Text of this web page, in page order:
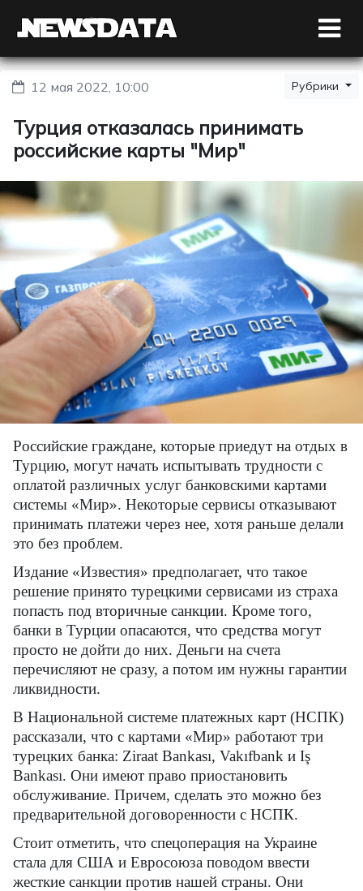
12 мая 2022, 10:00 Рубрики
Турция отказалась принимать
российские карты "Мир"
Российские граждане, которые приедут на отдых в
Турцию, могут начать испытывать трудности с
оплатой различных услуг банковскими картами
системы «Мир». Некоторые сервисы отказывают
принимать платежи через нее, хотя раньше делали
это без проблем.
Издание «Известия» предполагает, что такое
решение принято турецкими сервисами из страха
попасть под вторичные санкции. Кроме того,
банки в Турции опасаются, что средства могут
просто не дойти до них. Деньги на счета
перечисляют не сразу, а потом им нужны гарантии
ликвидности.
В Национальной системе платежных карт (НСПК)
рассказали, что с картами «Мир» работают три
турецких банка: Ziraat Bankası, Vakıfbank и Iş
Bankası. Они имеют право приостановить
обслуживание. Причем, сделать это можно без
предварительной договоренности с НСПК.
Стоит отметить, что спецоперация на Украине
стала для США и Евросоюза поводом ввести
жесткие санкции против нашей страны. Они